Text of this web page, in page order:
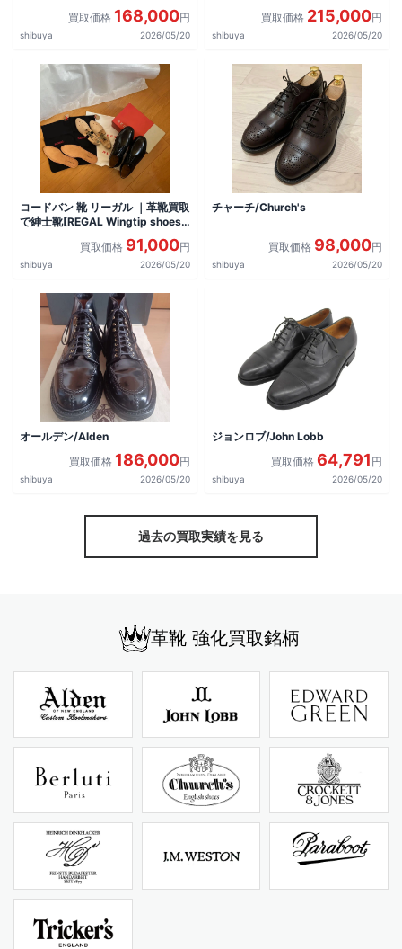
買取価格 168,000円
shibuya 2026/05/20
買取価格 215,000円
shibuya 2026/05/20
コードバン 靴 リーガル ｜革靴買取
で紳士靴[REGAL Wingtip shoes]
買取価格 91,000円
shibuya 2026/05/20
チャーチ/Church's
買取価格 98,000円
shibuya 2026/05/20
オールデン/Alden
買取価格 186,000円
shibuya 2026/05/20
ジョンロブ/John Lobb
買取価格 64,791 円
shibuya 2026/05/20
過去の買取実績を見る
革靴 強化買取銘柄